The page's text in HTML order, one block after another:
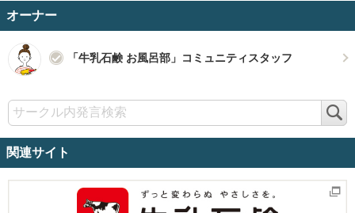
オーナー
「牛乳石鹸 お風呂部」コミュニティスタッフ
索
関連サイト